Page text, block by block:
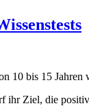
bis 15 Jahren
Ziel, die